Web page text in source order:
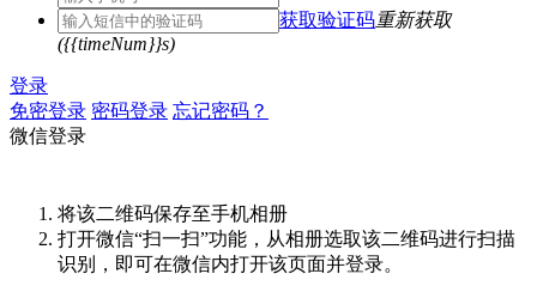
获取验证码重新获取
({{timeNum}}s)
登录
免密登录 密码登录 忘记密码？
微信登录
将该二维码保存至手机相册
打开微信“扫一扫”功能，从相册选取该二维码进行扫描
识别，即可在微信内打开该页面并登录。